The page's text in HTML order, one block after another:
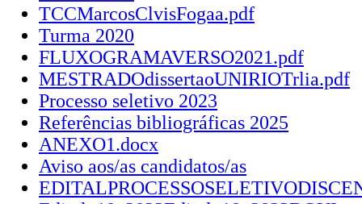
TCCMarcosClvisFogaa.pdf
Turma 2020
FLUXOGRAMAVERSO2021.pdf
MESTRADOdissertaoUNIRIOTrlia.pdf
Processo seletivo 2023
Referências bibliográficas 2025
ANEXO1.docx
Aviso aos/as candidatos/as